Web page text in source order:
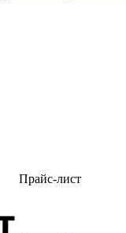
Прайс-лист